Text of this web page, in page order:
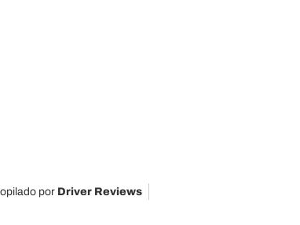
por Driver Reviews